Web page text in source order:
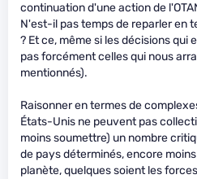
continuation d'une action de
N'est-il pas temps de reparler en
? Et ce, même si les décisions qui
pas forcément celles qui nous
mentionnés).
Raisonner en termes de
États-Unis ne peuvent pas
moins soumettre) un nombre
de pays déterminés, encore
planète, quelques soient les